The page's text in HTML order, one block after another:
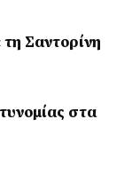
Σαντορίνη
στα